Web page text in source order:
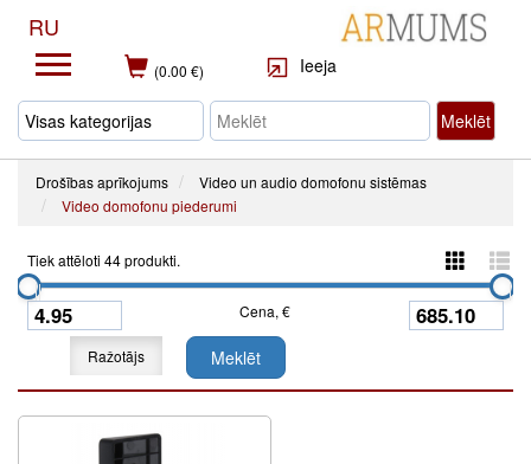
RU
(0.00 €) Ieeja
Meklēt
Drošības aprīkojums
Video un audio domofonu sistēmas
Video domofonu piederumi
Tiek attēloti 44 produkti.
Cena, €
Ražotājs Meklēt